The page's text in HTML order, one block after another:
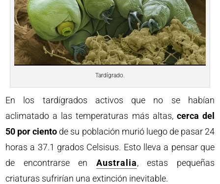
Tardígrado.
En los tardígrados activos que no se habían
aclimatado a las temperaturas más altas, cerca del
50 por ciento de su población murió luego de pasar 24
horas a 37.1 grados Celsisus. Esto lleva a pensar que
de encontrarse en Australia, estas pequeñas
criaturas sufrirían una extinción inevitable.